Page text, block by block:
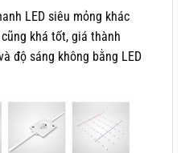
LED siêu mỏng khác
khá tốt, giá thành
độ sáng không bằng LED